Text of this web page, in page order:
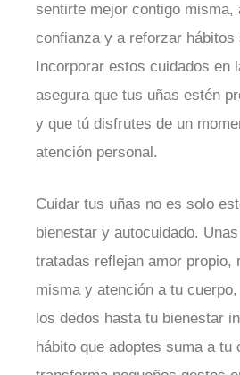
sentirte mejor contigo misma,
confianza y a reforzar hábitos
Incorporar estos cuidados en
asegura que tus uñas estén
y que tú disfrutes de un
atención personal.
Cuidar tus uñas no es solo
bienestar y autocuidado.
tratadas reflejan amor propio,
misma y atención a tu
los dedos hasta tu bienestar
hábito que adoptes suma a tu